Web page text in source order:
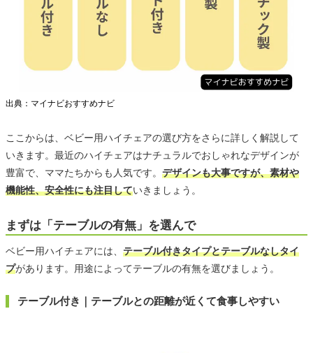
出典：マイナビおすすめナビ
ここからは、ベビー用ハイチェアの選び方をさらに詳しく解説して
いきます。最近のハイチェアはナチュラルでおしゃれなデザインが
豊富で、ママたちからも人気です。 デザインも大事ですが、素材や
機能性、安全性にも注目していきましょう。
まずは「テーブルの有無」を選んで
ベビー用ハイチェアには、 テーブル付きタイプとテーブルなしタイ
プがあります。用途によってテーブルの有無を選びましょう。
テーブル付き｜テーブルとの距離が近くて食事しやすい